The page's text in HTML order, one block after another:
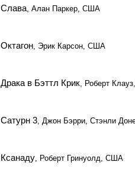
Слава, Алан Паркер, США
Октагон, Эрик Карсон, США
Драка в Бэттл Крик, Роберт
Сатурн 3, Джон Бэрри, Стэнли
Ксанаду, Роберт Гринуолд, США